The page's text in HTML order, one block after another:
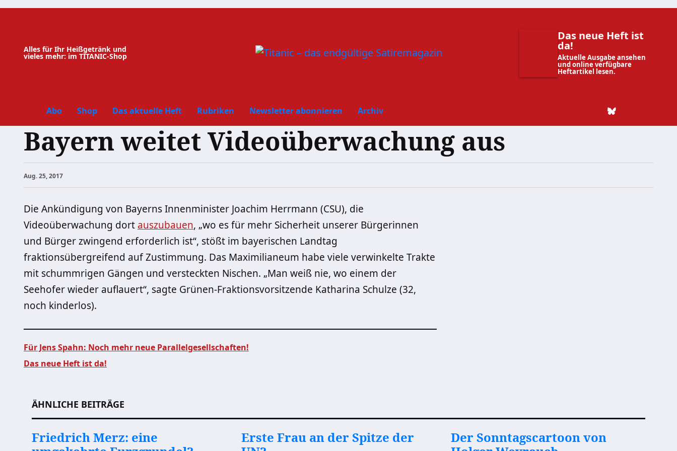
Zum
Alles für Ihr Heißgetränk und
vieles mehr: im TITANIC-Shop
Das neue Heft ist
da!
Aktuelle Ausgabe ansehen
und online verfügbare
Heftartikel lesen.
Abo Shop Das aktuelle Heft Rubriken Newsletter abonnieren Archiv
Bayern weitet Videoüberwachung aus
Aug. 25, 2017
Die Ankündigung von Bayerns Innenminister Joachim Herrmann (CSU), die
Videoüberwachung dort auszubauen, „wo es für mehr Sicherheit unserer Bürgerinnen
und Bürger zwingend erforderlich ist“, stößt im bayerischen Landtag
fraktionsübergreifend auf Zustimmung. Das Maximilianeum habe viele verwinkelte Trakte
mit schummrigen Gängen und versteckten Nischen. „Man weiß nie, wo einem der
Seehofer wieder auflauert“, sagte Grünen-Fraktionsvorsitzende Katharina Schulze (32,
noch kinderlos).
Für Jens Spahn: Noch mehr neue Parallelgesellschaften!
Das neue Heft ist da!
ÄHNLICHE BEITRÄGE
Friedrich Merz: eine
Erste Frau an der Spitze der
Der Sonntagscartoon von